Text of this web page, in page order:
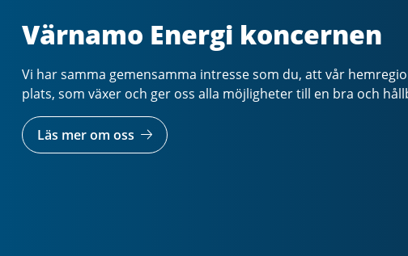
Värnamo Energi koncernen
Vi har samma gemensamma intresse som du, att vår
plats, som växer och ger oss alla möjligheter till en bra och
Läs mer om oss